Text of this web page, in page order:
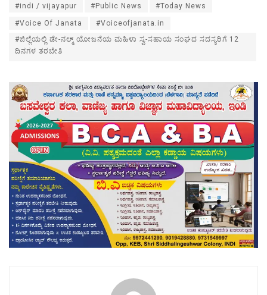
#indi / vijayapur #Public News #Today News
#Voice Of Janata
#Voiceofjanata.in
#ಜಿಲ್ಲೆಯಲ್ಲಿ ಡೇ-ನಲ್ಮ್ ಯೋಜನೆಯ ಮಹಿಳಾ ಸ್ವ-ಸಹಾಯ ಸಂಘದ ಸದಸ್ಯರಿಗೆ 12
ದಿನಗಳ ತರಬೇತಿ